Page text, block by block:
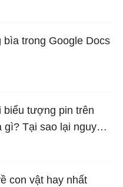
bìa trong Google Docs
biểu tượng pin trên
gì? Tại sao lại nguy
con vật hay nhất